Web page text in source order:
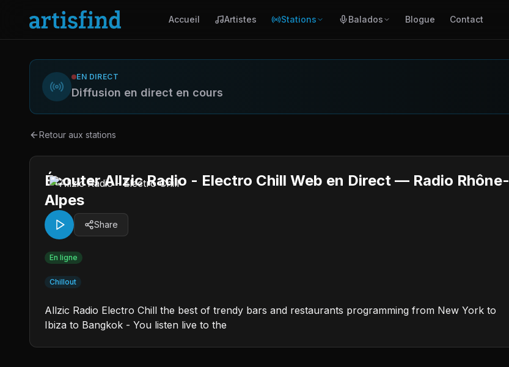
Accueil Artistes Stations Balados Blogue Contact
EN DIRECT
Diffusion en direct en cours
Retour aux stations
Écouter Allzic Radio - Electro Chill Web en Direct — Radio Rhône-
Alpes
Share
En ligne
Chillout
Allzic Radio Electro Chill the best of trendy bars and restaurants programming from New York to
Ibiza to Bangkok - You listen live to the